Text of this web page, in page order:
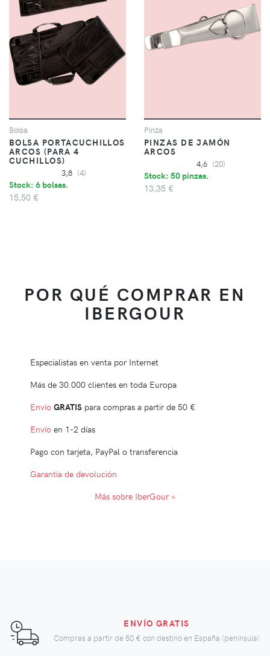
Bolsa
BOLSA PORTACUCHILLOS
ARCOS (PARA 4
CUCHILLOS)
3,8 (4)
Stock: 6 bolsas.
15,50 €
Pinza
PINZAS DE JAMÓN
ARCOS
4,6 (20)
Stock: 50 pinzas.
13,35 €
POR QUÉ COMPRAR EN
IBERGOUR
Especialistas en venta por Internet
Más de 30.000 clientes en toda Europa
Envío GRATISpara compras a partir de 50 €
Envíoen 1-2 días
Pago con tarjeta, PayPal o transferencia
Garantía de devolución
Más sobre IberGour »
ENVÍO GRATIS
Compras a partir de 50 € con destino en España (península)